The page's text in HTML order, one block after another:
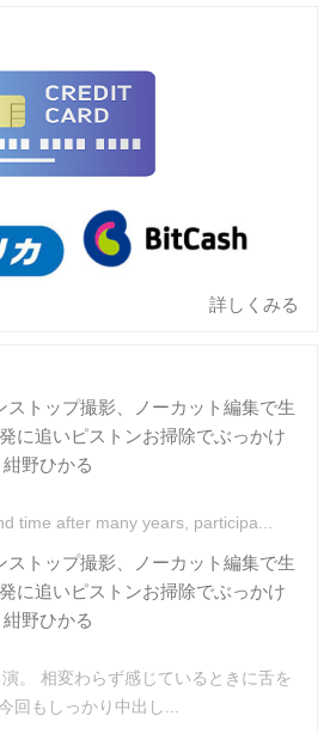
詳しくみる
ストップ撮影、ノーカット編集で生
に追いピストンお掃除でぶっかけ
野ひかる
time after many years, participa...
ストップ撮影、ノーカット編集で生
に追いピストンお掃除でぶっかけ
野ひかる
。 相変わらず感じているときに舌を
回もしっかり中出し...